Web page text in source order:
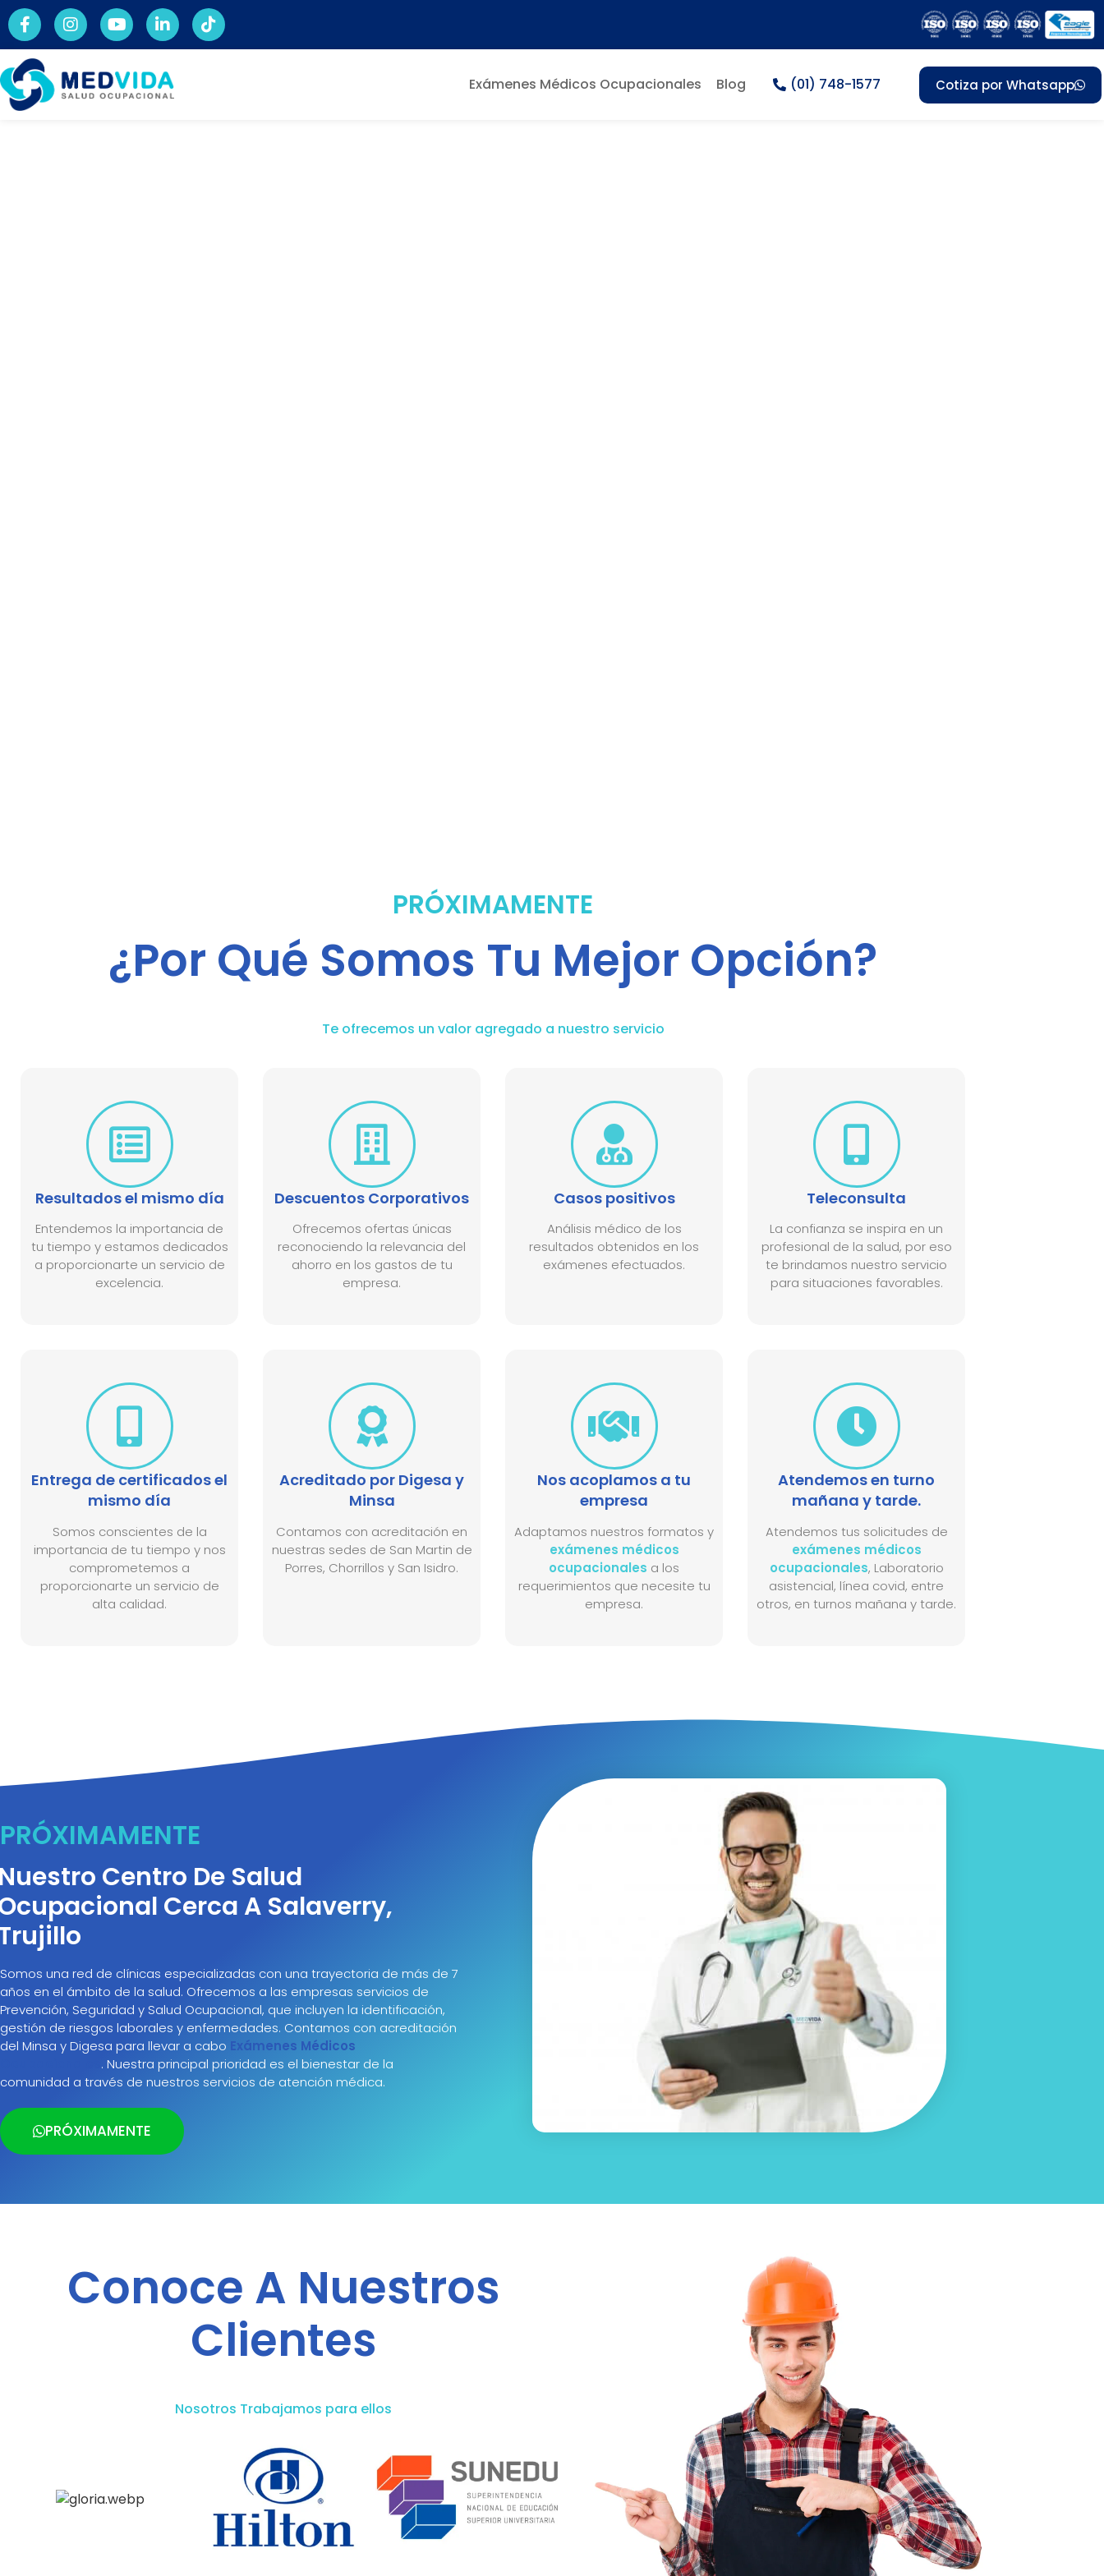
Exámenes Médicos Ocupacionales Blog (01) 748-1577 Cotiza por Whatsapp
PRÓXIMAMENTE
¿Por Qué Somos Tu Mejor Opción?
Te ofrecemos un valor agregado a nuestro servicio
Resultados el mismo día
Entendemos la importancia de
tu tiempo y estamos dedicados
a proporcionarte un servicio de
excelencia.
Descuentos Corporativos
Ofrecemos ofertas únicas
reconociendo la relevancia del
ahorro en los gastos de tu
empresa.
Casos positivos
Análisis médico de los
resultados obtenidos en los
exámenes efectuados.
Teleconsulta
La confianza se inspira en un
profesional de la salud, por eso
te brindamos nuestro servicio
para situaciones favorables.
Entrega de certificados el
mismo día
Somos conscientes de la
importancia de tu tiempo y nos
comprometemos a
proporcionarte un servicio de
alta calidad.
Acreditado por Digesa y
Minsa​
Contamos con acreditación en
nuestras sedes de San Martin de
Porres, Chorrillos y San Isidro.
Nos acoplamos a tu
empresa
Adaptamos nuestros formatos y
exámenes médicos
ocupacionales a los
requerimientos que necesite tu
empresa.
Atendemos en turno
mañana y tarde.
Atendemos tus solicitudes de
exámenes médicos
ocupacionales, Laboratorio
asistencial, línea covid, entre
otros, en turnos mañana y tarde.​
PRÓXIMAMENTE
Centro De Salud
Cerca A Salaverry,
Somos una red de clínicas especializadas con una trayectoria de más de 7
años en el ámbito de la salud. Ofrecemos a las empresas servicios de
Prevención, Seguridad y Salud Ocupacional, que incluyen la identificación,
gestión de riesgos laborales y enfermedades. Contamos con acreditación
del Minsa y Digesa para llevar a cabo Exámenes Médicos
. Nuestra principal prioridad es el bienestar de la
comunidad a través de nuestros servicios de atención médica.
PRÓXIMAMENTE
Conoce A Nuestros
Clientes
Nosotros Trabajamos para ellos